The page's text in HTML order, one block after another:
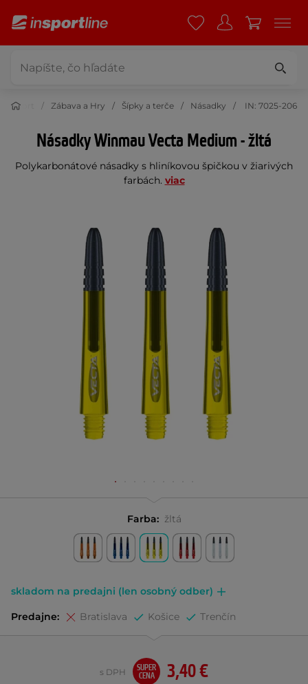
Šport Zábava a Hry Šípky a terče Násadky IN: 7025-206
Násadky Winmau Vecta Medium - žltá
Polykarbonátové násadky s hliníkovou špičkou v žiarivých
farbách. viac
Farba: žltá
skladom na predajni (len osobný odber)
Predajne: Bratislava Košice Trenčín
3,40 €
s DPH
SUPER
CENA